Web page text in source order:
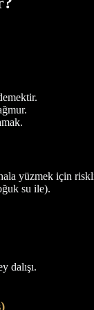
yüzmek için
su ile).
dalışı.